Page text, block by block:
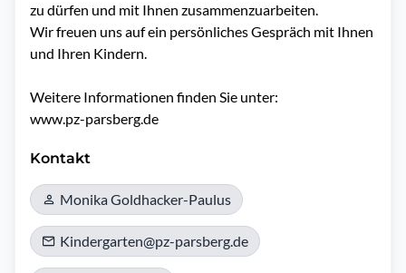
zu dürfen und mit Ihnen zusammenzuarbeiten.
Wir freuen uns auf ein persönliches Gespräch mit Ihnen
und Ihren Kindern.
Weitere Informationen finden Sie unter:
www.pz-parsberg.de
Kontakt
Monika Goldhacker-Paulus
Kindergarten@pz-parsberg.de